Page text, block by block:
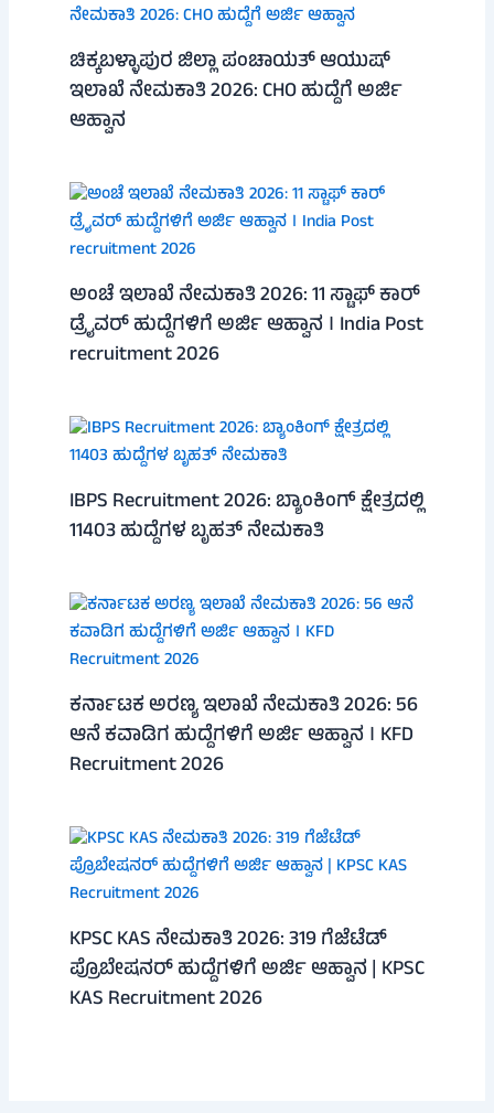
ಚಿಕ್ಕಬಳ್ಳಾಪುರ ಜಿಲ್ಲಾ ಪಂಚಾಯತ್ ಆಯುಷ್
ಇಲಾಖೆ ನೇಮಕಾತಿ 2026: CHO ಹುದ್ದೆಗೆ ಅರ್ಜಿ
ಆಹ್ವಾನ
ಅಂಚೆ ಇಲಾಖೆ ನೇಮಕಾತಿ 2026: 11 ಸ್ಟಾಫ್ ಕಾರ್
ಡ್ರೈವರ್ ಹುದ್ದೆಗಳಿಗೆ ಅರ್ಜಿ ಆಹ್ವಾನ । India Post
recruitment 2026
IBPS Recruitment 2026: ಬ್ಯಾಂಕಿಂಗ್ ಕ್ಷೇತ್ರದಲ್ಲಿ
11403 ಹುದ್ದೆಗಳ ಬೃಹತ್ ನೇಮಕಾತಿ
ಕರ್ನಾಟಕ ಅರಣ್ಯ ಇಲಾಖೆ ನೇಮಕಾತಿ 2026: 56
ಆನೆ ಕವಾಡಿಗ ಹುದ್ದೆಗಳಿಗೆ ಅರ್ಜಿ ಆಹ್ವಾನ । KFD
Recruitment 2026
KPSC KAS ನೇಮಕಾತಿ 2026: 319 ಗೆಜೆಟೆಡ್
ಪ್ರೊಬೇಷನರ್ ಹುದ್ದೆಗಳಿಗೆ ಅರ್ಜಿ ಆಹ್ವಾನ | KPSC
KAS Recruitment 2026